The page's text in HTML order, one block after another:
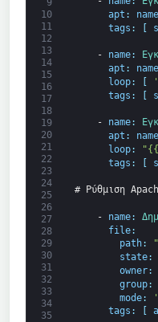
9
10
11
12
13
14
15
16
17
18
19
20
21
22
23
24
25
26
27
28
29
30
31
32
33
34
35
apt : name
tags : [
- name:
apt : name
loop: [
tags : [
- name:
apt : name
loop:
"{{
tags : [
# Ρύθμιση
- name:
file:
path:
state:
owner:
group:
mode:
tags :